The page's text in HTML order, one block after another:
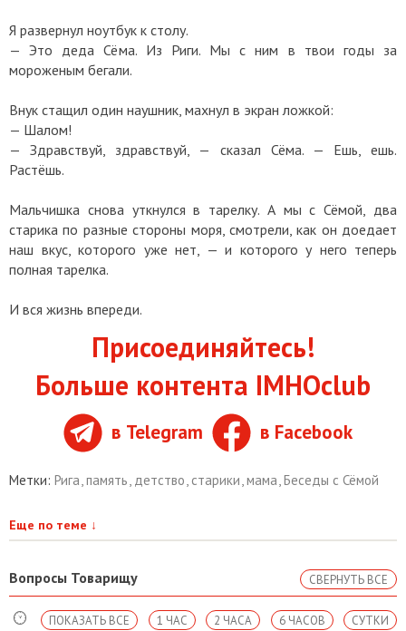
Я развернул ноутбук к столу.
— Это деда Сёма. Из Риги. Мы с ним в твои годы за
мороженым бегали.
Внук стащил один наушник, махнул в экран ложкой:
— Шалом!
— Здравствуй, здравствуй, — сказал Сёма. — Ешь, ешь.
Растёшь.
Мальчишка снова уткнулся в тарелку. А мы с Сёмой, два
старика по разные стороны моря, смотрели, как он доедает
наш вкус, которого уже нет, — и которого у него теперь
полная тарелка.
И вся жизнь впереди.
Присоединяйтесь!
Больше контента IMHOclub
в Telegram в Facebook
Метки: Рига память детство старики мама Беседы с Сёмой
Еще по теме ↓
Вопросы Товарищу СВЕРНУТЬ ВСЕ
СУТКИ
6 ЧАСОВ
2 ЧАСА
1 ЧАС
ПОКАЗАТЬ ВСЕ